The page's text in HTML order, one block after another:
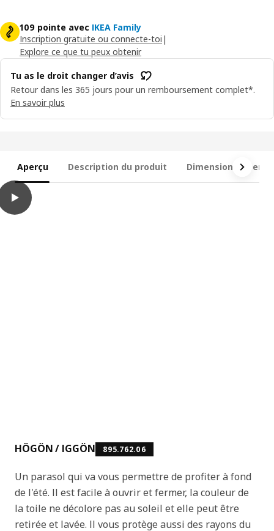
109 pointe avec IKEA Family
Inscription gratuite ou connecte-toi |
Explore ce que tu peux obtenir
Tu as le droit changer d’avis
Retour dans les 365 jours pour un remboursement complet*.
En savoir plus
Aperçu Description du produit Dimensions et
HÖGÖN / IGGÖN 895.762.06
Un parasol qui va vous permettre de profiter à fond
de l'été. Il est facile à ouvrir et fermer, la couleur de
la toile ne décolore pas au soleil et elle peut être
retirée et lavée. Il vous protège aussi des rayons du
play
HÖGÖN / IGGÖN Parasol avec pied, gris/gris foncé, 270 cm